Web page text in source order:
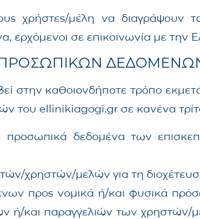
χρήστες/μέλη να
ερχόμενοι σε επικοινωνία με
ΠΡΟΣΩΠΙΚΩΝ
στην καθοιονδήποτε τρόπο
του ellinikiagogi.gr σε κανένα
προσωπικά δεδομένα των
χρηστών/μελών για τη
προς νομικά ή/και φυσικά
ή/και παραγγελιών των